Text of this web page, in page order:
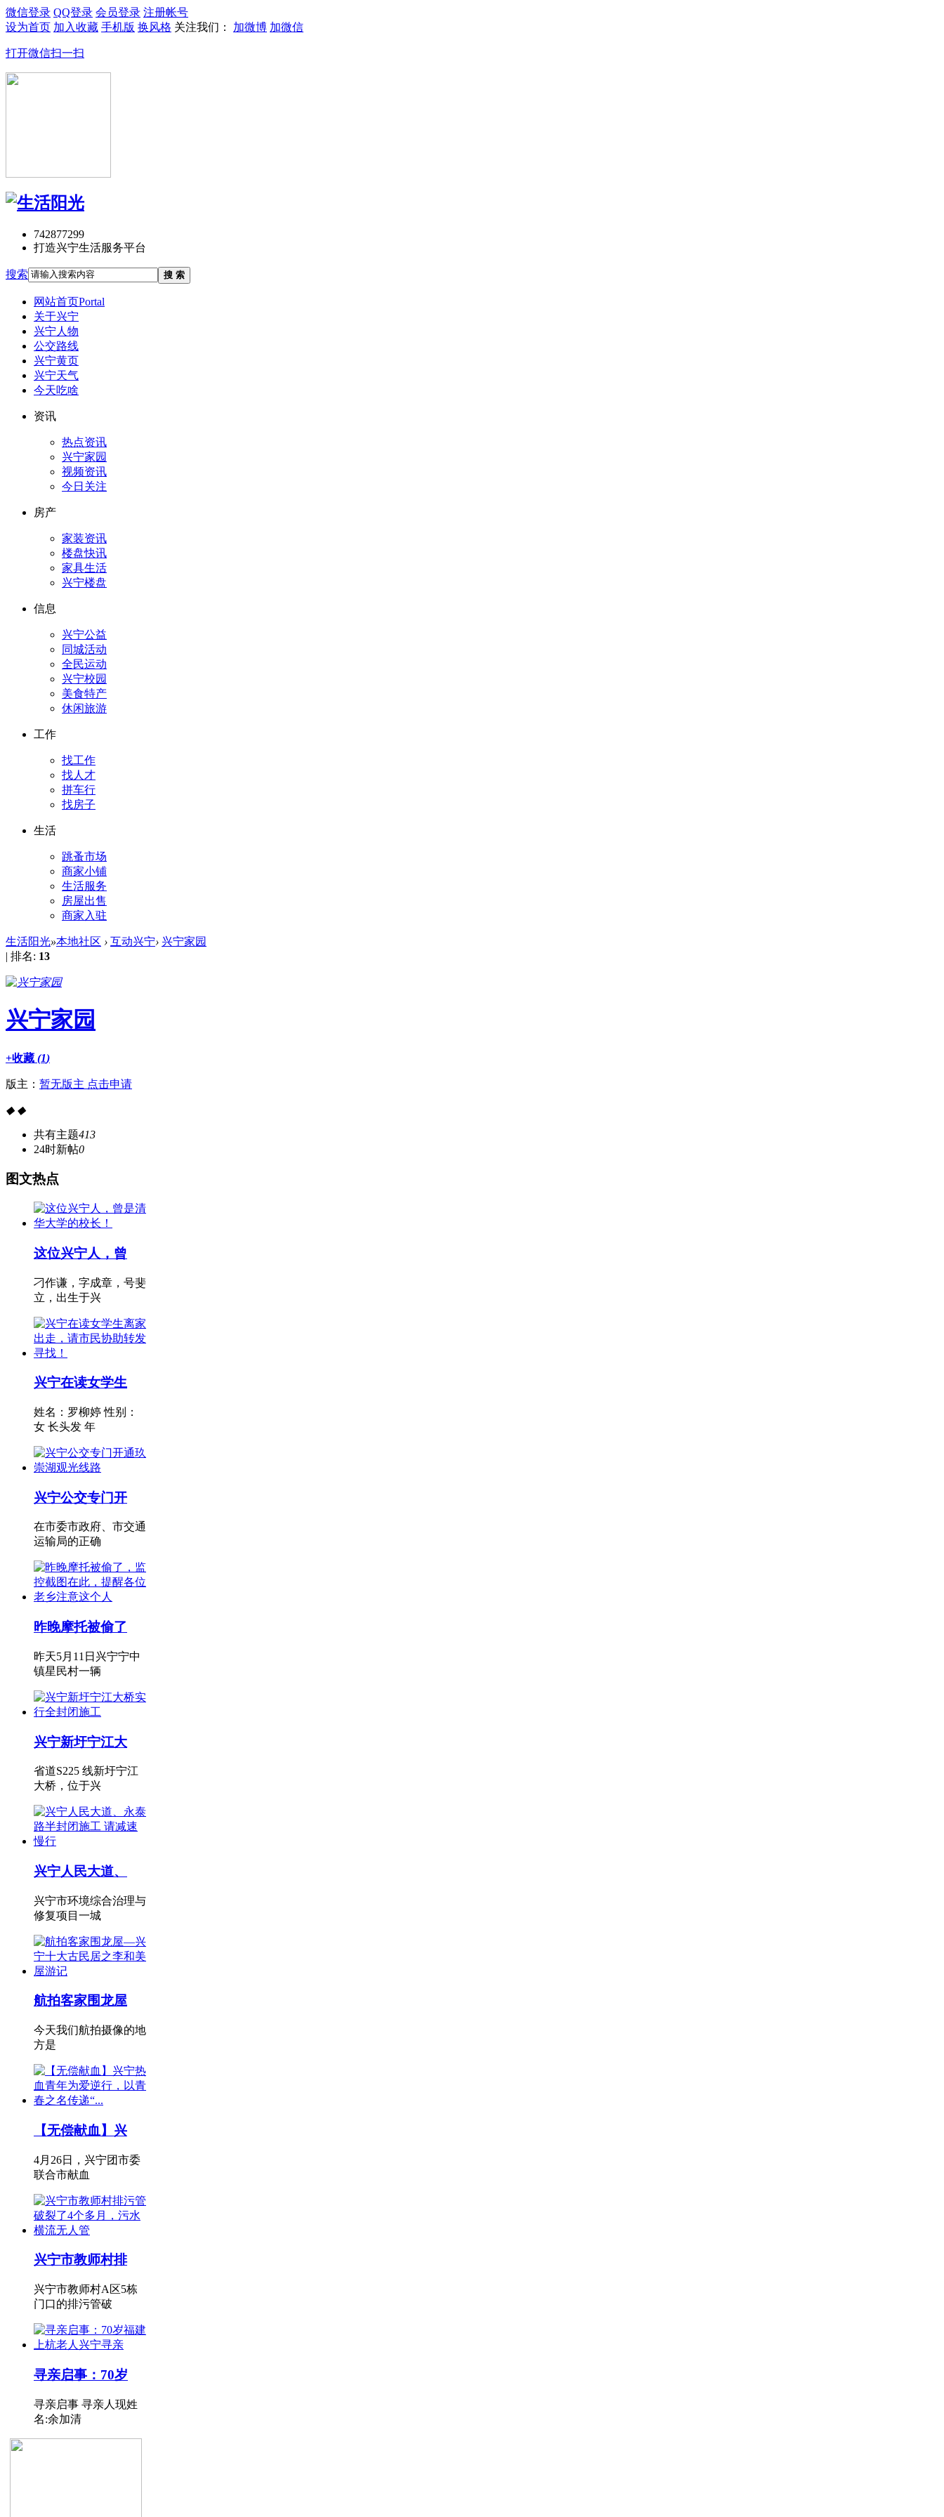
微信登录 QQ登录 会员登录 注册帐号
设为首页 加入收藏 手机版 换风格 关注我们： 加微博 加微信
打开微信扫一扫
742877299
打造兴宁生活服务平台
搜索 搜 索
网站首页Portal
关于兴宁
兴宁人物
公交路线
兴宁黄页
兴宁天气
今天吃啥
资讯
热点资讯
兴宁家园
视频资讯
今日关注
房产
家装资讯
楼盘快讯
家具生活
兴宁楼盘
信息
兴宁公益
同城活动
全民运动
兴宁校园
美食特产
休闲旅游
工作
找工作
找人才
拼车行
找房子
生活
跳蚤市场
商家小铺
生活服务
房屋出售
商家入驻
生活阳光»本地社区 › 互动兴宁› 兴宁家园
| 排名: 13
兴宁家园
+收藏 (1)
版主： 暂无版主 点击申请
◆ ◆
共有主题413
24时新帖0
图文热点
这位兴宁人，曾
刁作谦，字成章，号斐
立，出生于兴
兴宁在读女学生
姓名：罗柳婷 性别：
女 长头发 年
兴宁公交专门开
在市委市政府、市交通
运输局的正确
昨晚摩托被偷了
昨天5月11日兴宁宁中
镇星民村一辆
兴宁新圩宁江大
省道S225 线新圩宁江
大桥，位于兴
兴宁人民大道、
兴宁市环境综合治理与
修复项目一城
航拍客家围龙屋
今天我们航拍摄像的地
方是
【无偿献血】兴
4月26日，兴宁团市委
联合市献血
兴宁市教师村排
兴宁市教师村A区5栋
门口的排污管破
寻亲启事：70岁
寻亲启事 寻亲人现姓
名:余加清